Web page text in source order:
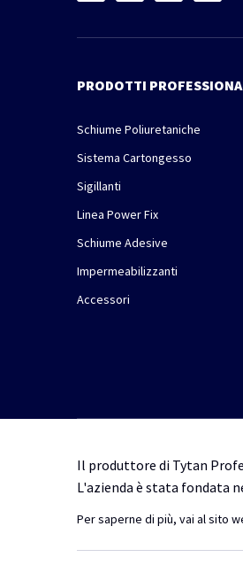
PRODOTTI
Schiume Poliuretaniche
Sistema Cartongesso
Sigillanti
Linea Power Fix
Schiume Adesive
Impermeabilizzanti
Accessori
Il produttore di Tytan
L'azienda è stata fondata
Per saperne di più, vai al sito